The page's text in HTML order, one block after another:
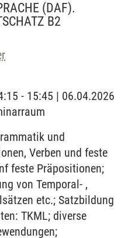
(DAF).
B2
- 15:45 | 06.04.2026
und
Verben und feste
feste Präpositionen;
von Temporal- ,
etc.; Satzbildung
TKML; diverse